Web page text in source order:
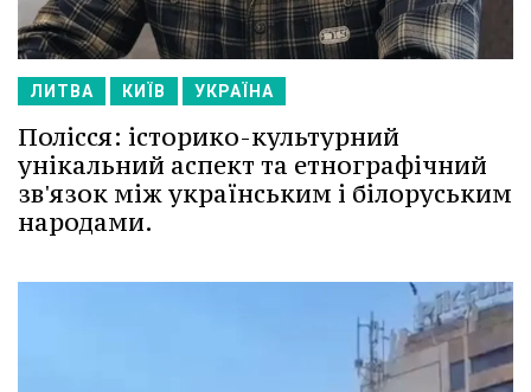
ЛИТВА КИЇВ УКРАЇНА
Полісся: історико-культурний
унікальний аспект та етнографічний
зв'язок між українським і білоруським
народами.